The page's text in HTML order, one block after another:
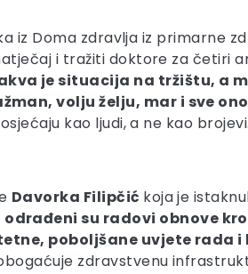
iz Doma zdravlja iz primarne
i tražiti doktore za četiri
je situacija na tržištu, a
volju želju, mar i sve
kao ljudi, a ne kao brojevi.
Davorka Filipčić koja je
odrađeni su radovi obnove
poboljšane uvjete rada
zdravstvenu